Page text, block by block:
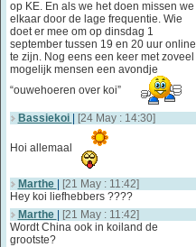
op KE. En als we het doen missen we
elkaar door de lage frequentie. Wie
doet er mee om op dinsdag 1
september tussen 19 en 20 uur online
te zijn. Nog eens een keer met zoveel
mogelijk mensen een avondje
“ouwehoeren over koi”
Bassiekoi [24 May : 14:30]
Hoi allemaal
Marthe
[21 May : 11:42]
Hey koi liefhebbers ????
Marthe
[21 May : 11:42]
Wordt China ook in koiland de
grootste?